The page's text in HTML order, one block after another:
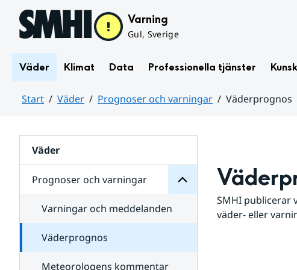
Hoppa till sidans innehåll Varning
Gul, Sverige
Väder Klimat Data Professionella tjänster
Start Väder Prognoser och varningar
Väderprognos
Väder
Prognoser och varningar
för
varningar
Varningar och meddelanden
Väderprognos
Meteorologens kommentar
SMHI publicerar
väder- eller